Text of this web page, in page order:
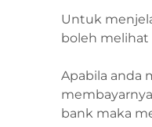
Untuk
boleh
Apabila anda
bank maka